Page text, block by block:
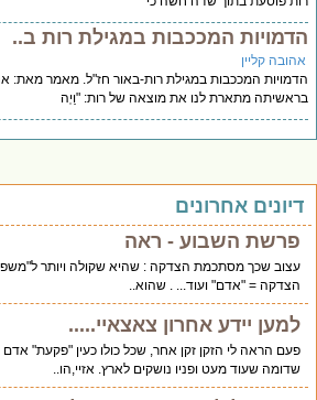
המככבות במגילת רות ב..
קליין
המככבות במגילת רות-באור חז"ל. מאמר מאת:
מתארת לנו את מוצאה של רות: "וַיְה
אחרונים
פרשת השבוע - ראה
עצוב שכך מסתכמת הצדקה : שהיא שקולה ויותר
הצדקה = "אדם" ועוד... . שהוא..
למען יידע אחרון צאצאיי.....
פעם הראה לי הזקן זקן אחר, שכל כולו כעין "פקעת" אדם .
שדומה שעוד מעט ופניו נושקים לארץ. אזיי,הו..